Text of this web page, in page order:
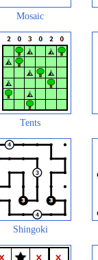
Mosaic
Tents
Shingoki